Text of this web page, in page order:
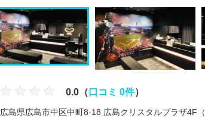
0.0（口コミ 0件）
広島県広島市中区中町8-18 広島クリスタルプラザ4F（